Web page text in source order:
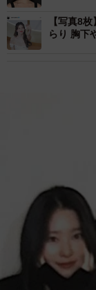
【写真8
らり 胸下